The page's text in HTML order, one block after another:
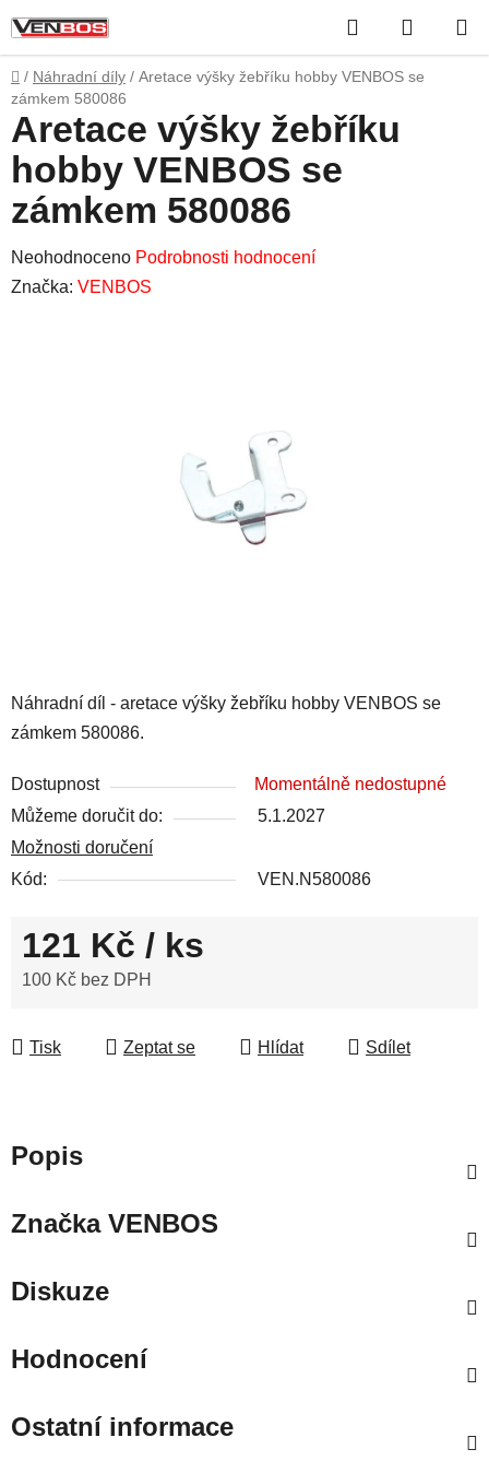
na
obsah
Hledat
KOŠÍK
Domů
/ Náhradní díly / Aretace výšky žebříku hobby VENBOS se
zámkem 580086
Náhradní díl - aretace výšky žebříku hobby VENBOS se
zámkem 580086.
Dostupnost
Momentálně nedostupné
Můžeme doručit do:
5.1.2027
Možnosti doručení
Kód:
VEN.N580086
121 Kč / ks
100 Kč bez DPH
Tisk
Zeptat se Hlídat Sdílet
Aretace výšky žebříku
hobby VENBOS se
zámkem 580086
Průměrné
hodnocení
Neohodnoceno Podrobnosti hodnocení
Značka: VENBOS
Popis
ZnačkaVENBOS
Diskuze
Hodnocení
Ostatní informace